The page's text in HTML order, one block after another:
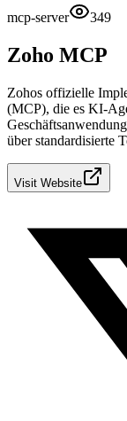
mcp-server 349
Zoho MCP
Zohos offizielle
(MCP), die es KI-
über standardisierte
Visit Website